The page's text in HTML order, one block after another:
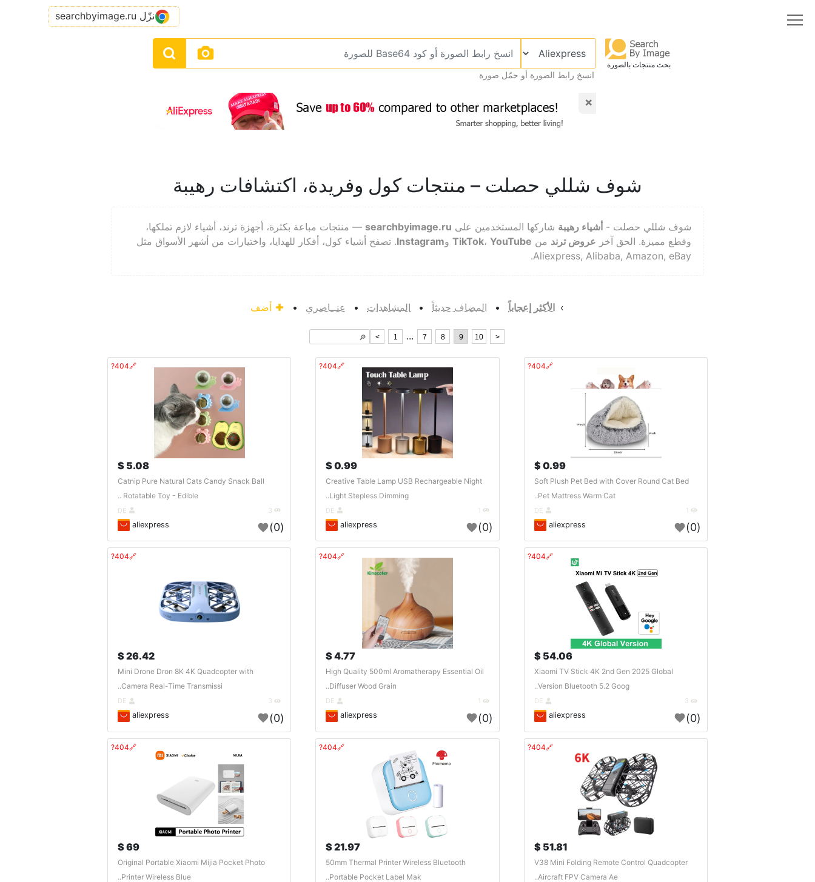
بحث منتجات بالصورة
انسخ رابط الصورة أو حمّل صورة
×
شوف شللي حصلت – منتجات كول وفريدة، اكتشافات رهيبة
شوف شللي حصلت - أشياء رهيبة شاركها المستخدمين على searchbyimage.ru — منتجات مباعة بكثرة، أجهزة ترند، أشياء لازم تملكها،
وقطع مميزة. الحق آخر عروض ترند من TikTok، YouTube وInstagram. تصفح أشياء كول، أفكار للهدايا، واختيارات من أشهر الأسواق مثل
Aliexpress, Alibaba, Amazon, eBay.
› الأكثر إعجاباً • المضاف حديثاً • المشاهدات • عنــاصري • أضف
< 1 ... 7 8 9 10 >
🔎︎
🔗404?
0.99 $
Soft Plush Pet Bed with Cover Round Cat Bed
Pet Mattress Warm Cat..
1
aliexpress (0)
🔗404?
0.99 $
Creative Table Lamp USB Rechargeable Night
Light Stepless Dimming..
aliexpress (0)
🔗404?
5.08 $
Catnip Pure Natural Cats Candy Snack Ball
Rotatable Toy - Edible ..
3
aliexpress (0)
🔗404?
54.06 $
Xiaomi TV Stick 4K 2nd Gen 2025 Global
Version Bluetooth 5.2 Goog..
3
aliexpress (0)
🔗404?
4.77 $
High Quality 500ml Aromatherapy Essential Oil
Diffuser Wood Grain..
aliexpress (0)
🔗404?
26.42 $
Mini Drone Dron 8K 4K Quadcopter with
Camera Real-Time Transmissi..
3
aliexpress (0)
🔗404?
51.81 $
V38 Mini Folding Remote Control Quadcopter
Aircraft FPV Camera Ae..
🔗404?
21.97 $
50mm Thermal Printer Wireless Bluetooth
Portable Pocket Label Mak..
🔗404?
69 $
Original Portable Xiaomi Mijia Pocket Photo
Printer Wireless Blue..
نزّل searchbyimage.ru